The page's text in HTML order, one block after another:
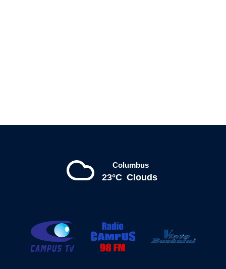
Columbus
23°C Clouds